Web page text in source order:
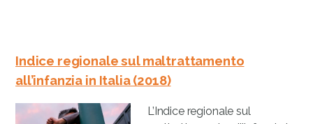
Indice regionale sul maltrattamento
all’infanzia in Italia (2018)
L’Indice regionale sul